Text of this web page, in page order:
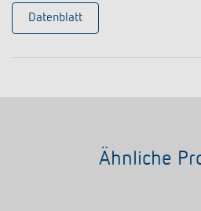
Datenblatt
Ähnliche